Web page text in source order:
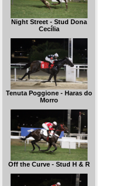
Night Street - Stud Dona
Cecília
Tenuta Poggione - Haras do
Morro
Off the Curve - Stud H & R